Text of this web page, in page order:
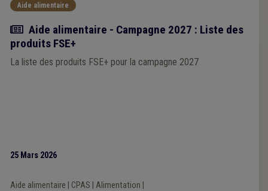
Aide alimentaire
Actualité
Aide alimentaire - Campagne 2027 : Liste des
produits FSE+
La liste des produits FSE+ pour la campagne 2027
25 Mars 2026
Aide alimentaire CPAS Alimentation